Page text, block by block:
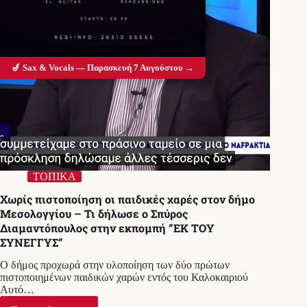
ΤΟΠΙΚΑ
Χωρίς πιστοποίηση οι παιδικές χαρές στον δήμο
Μεσολογγίου – Τι δήλωσε ο Σπύρος
Διαμαντόπουλος στην εκπομπή “ΕΚ ΤΟΥ
ΣΥΝΕΓΓΥΣ”
Ο δήμος προχωρά στην υλοποίηση των δύο πρώτων
πιστοποιημένων παιδικών χαρών εντός του Καλοκαιριού
Αυτό…
🎷 Sax & Vocals — Παρασκευή 7 Αυγούστου →